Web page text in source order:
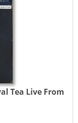
Tea Live From